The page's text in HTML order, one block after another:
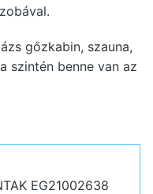
gőzkabin, szauna,
szintén benne van az
EG21002638